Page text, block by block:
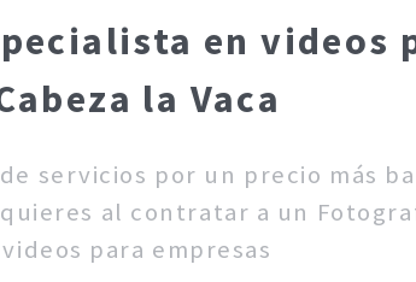
en videos
la Vaca
servicios por un precio más
al contratar a un
videos para empresas